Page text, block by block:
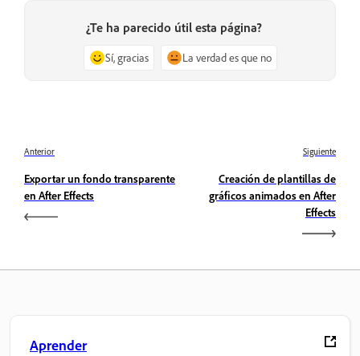
¿Te ha parecido útil esta página?
Sí, gracias La verdad es que no
Anterior
Exportar un fondo transparente
en After Effects
Siguiente
Creación de plantillas de
gráficos animados en After
Effects
Aprender